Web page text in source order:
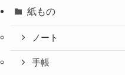
紙もの
ノート
手帳